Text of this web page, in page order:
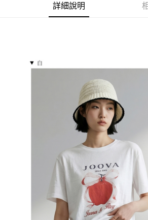
※ 請注意：結帳手續完成當下不需立刻繳費，但
購買商品的店家。未經商家同意取消之訂單仍視為
１．透過由恩沛科技股份有限公司提供之「
易，需依本服務之必要範圍內提供個人資料，並將
權轉讓予恩沛科技股份有限公司。
２．關於個人資料處理事宜，請瀏覽以下網址：
https://aftee.tw/terms/#terms3
３．未成年的使用者請事先徵得法定代理人或監護
「AFTEE先享後付」，若未經同意申辦者引起之
４．使用「AFTEE先享後付」時，將依據個別帳
時審查核予不同之上限額度；若仍有額度不足之情
請求用戶進行身份認證。
５．嚴禁一人註冊多個帳號或使用他人資訊註冊。
恩沛科技股份有限公司將有權停止該用戶之使用額
每筆NT$85，滿NT$799(含以上)免運費
每筆NT$85，滿NT$799(含以上)免運費
詳細說明